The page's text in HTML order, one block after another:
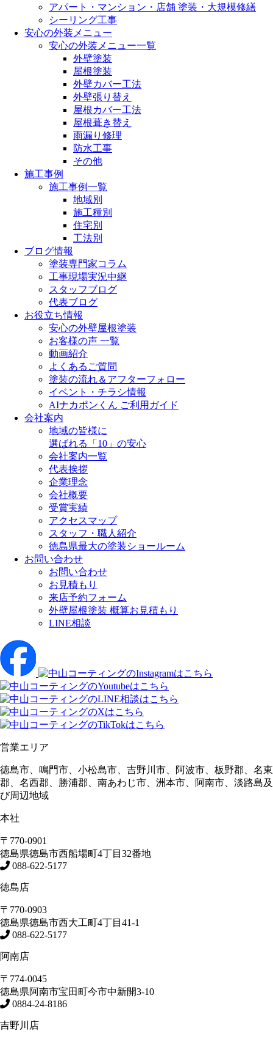
アパート・マンション・店舗 塗装・大規模修繕
シーリング工事
安心の外装メニュー
安心の外装メニュー一覧
外壁塗装
屋根塗装
外壁カバー工法
外壁張り替え
屋根カバー工法
屋根葺き替え
雨漏り修理
防水工事
その他
施工事例
施工事例一覧
地域別
施工種別
住宅別
工法別
ブログ情報
塗装専門家コラム
工事現場実況中継
スタッフブログ
代表ブログ
お役立ち情報
安心の外壁屋根塗装
お客様の声 一覧
動画紹介
よくあるご質問
塗装の流れ＆アフターフォロー
イベント・チラシ情報
AIナカポンくん ご利用ガイド
会社案内
地域の皆様に
選ばれる「10」の安心
会社案内一覧
代表挨拶
企業理念
会社概要
受賞実績
アクセスマップ
スタッフ・職人紹介
徳島県最大の塗装ショールーム
お問い合わせ
お問い合わせ
お見積もり
来店予約フォーム
外壁屋根塗装 概算お見積もり
LINE相談
営業エリア
徳島市、鳴門市、小松島市、吉野川市、阿波市、板野郡、名東
郡、名西郡、勝浦郡、南あわじ市、洲本市、阿南市、淡路島及
び周辺地域
本社
〒770-0901
徳島県徳島市西船場町4丁目32番地
088-622-5177
徳島店
〒770-0903
徳島県徳島市西大工町4丁目41-1
088-622-5177
阿南店
〒774-0045
徳島県阿南市宝田町今市中新開3-10
0884-24-8186
吉野川店